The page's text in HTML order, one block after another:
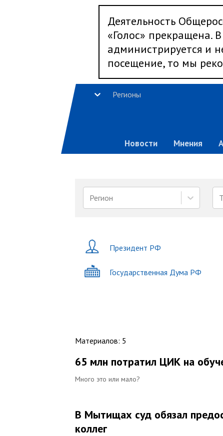
Деятельность
«Голос» прекращена.
администрируется и
посещение, то мы
Регионы
Новости Мнения
Регион
Президент РФ
Государственная Дума РФ
Материалов: 5
65 млн потратил ЦИК на
Много это или мало?
В Мытищах суд обязал
коллег